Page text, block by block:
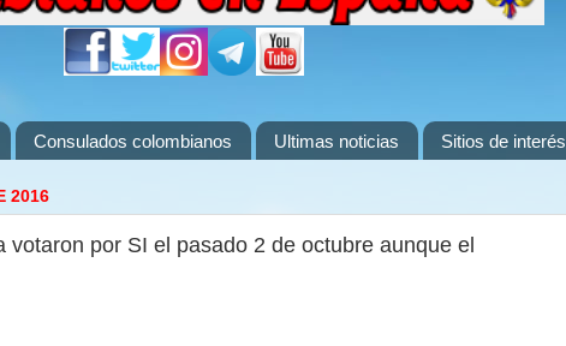
Consulados colombianos Ultimas noticias Sitios de interés
2016
votaron por SI el pasado 2 de octubre aunque el